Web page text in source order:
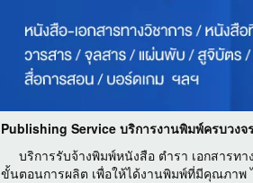
Publishing Service บริการงานพิมพ์ครบวงจ
บริการรับจ้างพิมพ์หนังสือ ตำรา เอกสารท
ขั้นตอนการผลิต เพื่อให้ได้งานพิมพ์ที่มีคุณภาพ